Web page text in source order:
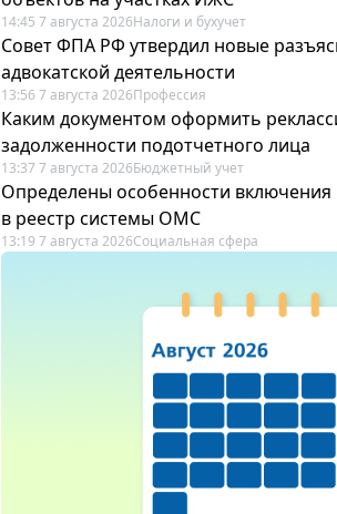
14:45 7 августа 2026Налоги и бухучет
Совет ФПА РФ утвердил новые
адвокатской деятельности
13:56 7 августа 2026Профессия
Каким документом оформить
задолженности подотчетного лица
13:37 7 августа 2026Бюджетный учет
Определены особенности
в реестр системы ОМС
13:19 7 августа 2026Социальная сфера